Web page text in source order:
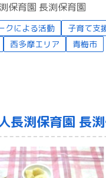
保育園 長渕保育園
クによる活動 子育て支
西多摩エリア
青梅市
長渕保育園 長